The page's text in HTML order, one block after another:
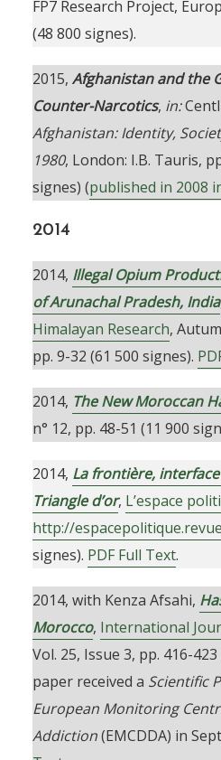
FP7 Research Project,
(48 800 signes).
2015, Afghanistan and the
Counter-Narcotics, in:
Afghanistan: Identity,
1980, London: I.B. Tauris,
signes) (published in 2008
2014
2014, Illegal Opium
of Arunachal Pradesh, India
Himalayan Research,
pp. 9-32 (61 500 signes).
2014, The New Moroccan
n° 12, pp. 48-51 (11 900
2014, La frontière,
Triangle d’or, L’espace
http://
signes). PDF Full Text.
2014, with Kenza Afsahi,
Morocco, International
Vol. 25, Issue 3, pp. 416-
paper received a Scientific
European Monitoring
Addiction(EMCDDA) in